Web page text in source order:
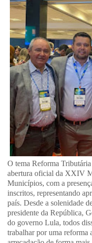
O tema Reforma
abertura oficial da XXIV
Municípios, com a
inscritos, representando
país. Desde a solenidade
presidente da República,
do governo Lula, todos
trabalhar por uma reforma